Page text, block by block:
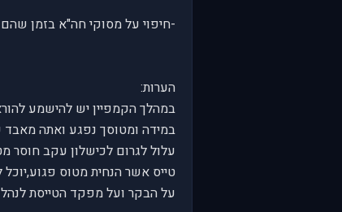
-חיפוי על מסוקי חה"א בזמן
הערות:
במהלך הקמפיין יש להישמע
במידה ומטוסך נפגע ואתה
עלול לגרום לכישלון עקב חוסר
טייס אשר הנחית מטוס פגוע,יוכל
על הבקר ועל מפקד הטייסת